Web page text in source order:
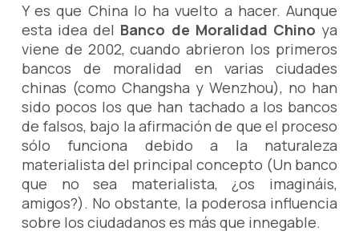
Y es que China lo ha vuelto a hacer. Aunque
esta idea del Banco de Moralidad Chino ya
viene de 2002, cuando abrieron los primeros
bancos de moralidad en varias ciudades
chinas (como Changsha y Wenzhou), no han
sido pocos los que han tachado a los bancos
de falsos, bajo la afirmación de que el proceso
sólo funciona debido a la naturaleza
materialista del principal concepto (Un banco
que no sea materialista, ¿os imagináis,
amigos?). No obstante, la poderosa influencia
sobre los ciudadanos es más que innegable.